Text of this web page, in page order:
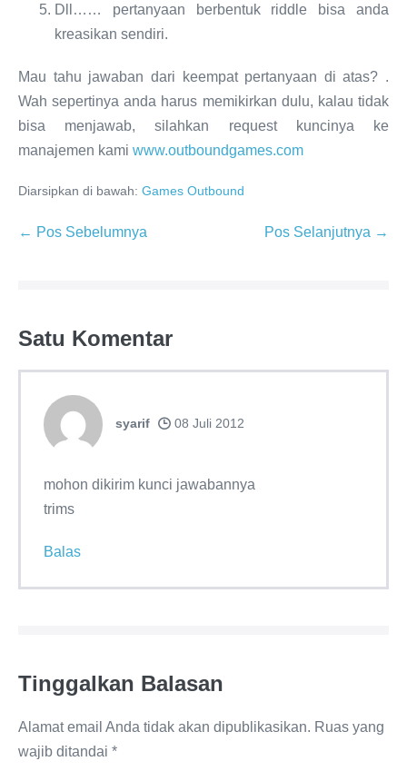
Dll…… pertanyaan berbentuk riddle bisa anda
kreasikan sendiri.
Mau tahu jawaban dari keempat pertanyaan di atas? .
Wah sepertinya anda harus memikirkan dulu, kalau tidak
bisa menjawab, silahkan request kuncinya ke
manajemen kami www.outboundgames.com
Diarsipkan di bawah: Games Outbound
← Pos Sebelumnya Pos Selanjutnya →
Satu Komentar
syarif 08 Juli 2012
mohon dikirim kunci jawabannya
trims
Balas
Tinggalkan Balasan
Alamat email Anda tidak akan dipublikasikan. Ruas yang
wajib ditandai *